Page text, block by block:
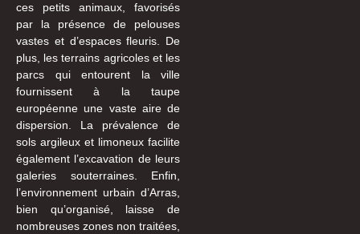
ces petits animaux, favorisés
par la présence de pelouses
vastes et d’espaces fleuris. De
plus, les terrains agricoles et les
parcs qui entourent la ville
fournissent à la taupe
européenne une vaste aire de
dispersion. La prévalence de
sols argileux et limoneux facilite
également l’excavation de leurs
galeries souterraines. Enfin,
l’environnement urbain d’Arras,
bien qu’organisé, laisse de
nombreuses zones non traitées,